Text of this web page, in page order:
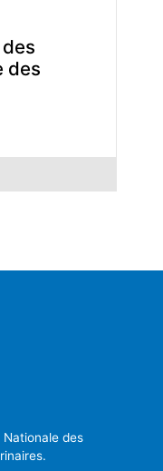
des
des